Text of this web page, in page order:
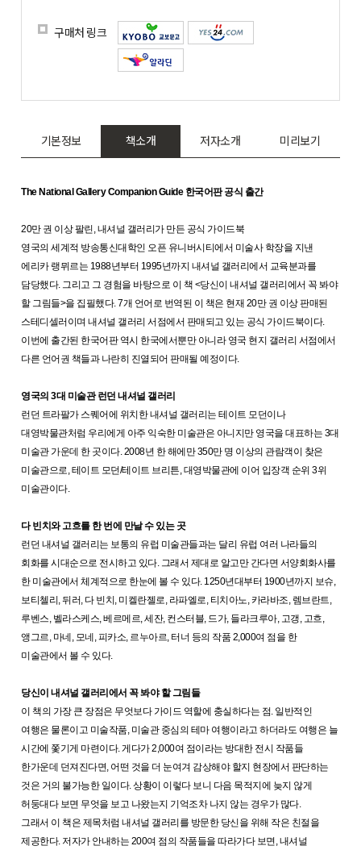
구매처 링크
기본정보 책소개 저자소개 미리보기
The National Gallery Companion Guide 한국어판 공식 출간
20만 권 이상 팔린, 내셔널 갤러리가 만든 공식 가이드북
영국의 세계적 방송통신대학인 오픈 유니버시티에서 미술사 학장을 지낸
에리카 랭뮈르는 1988년부터 1995년까지 내셔널 갤러리에서 교육분과를
담당했다. 그리고 그 경험을 바탕으로 이 책 <당신이 내셔널 갤러리에서 꼭 봐야
할 그림들>을 집필했다. 7개 언어로 번역된 이 책은 현재 20만 권 이상 판매된
스테디셀러이며 내셔널 갤러리 서점에서 판매되고 있는 공식 가이드북이다.
이번에 출간된 한국어판 역시 한국에서뿐만 아니라 영국 현지 갤러리 서점에서
다른 언어권 책들과 나란히 진열되어 판매될 예정이다.
영국의 3대 미술관 런던 내셔널 갤러리
런던 트라팔가 스퀘어에 위치한 내셔널 갤러리는 테이트 모던이나
대영박물관처럼 우리에게 아주 익숙한 미술관은 아니지만 영국을 대표하는 3대
미술관 가운데 한 곳이다. 2008년 한 해에만 350만 명 이상의 관람객이 찾은
미술관으로, 테이트 모던/테이트 브리튼, 대영박물관에 이어 입장객 순위 3위
미술관이다.
다 빈치와 고흐를 한 번에 만날 수 있는 곳
런던 내셔널 갤러리는 보통의 유럽 미술관들과는 달리 유럽 여러 나라들의
회화를 시대순으로 전시하고 있다. 그래서 제대로 알고만 간다면 서양회화사를
한 미술관에서 체계적으로 한눈에 볼 수 있다. 1250년대부터 1900년까지 보슈,
보티첼리, 뒤러, 다 빈치, 미켈란젤로, 라파엘로, 티치아노, 카라바조, 렘브란트,
루벤스, 벨라스케스, 베르메르, 세잔, 컨스터블, 드가, 들라크루아, 고갱, 고흐,
앵그르, 마네, 모네, 피카소, 르누아르, 터너 등의 작품 2,000여 점을 한
미술관에서 볼 수 있다.
당신이 내셔널 갤러리에서 꼭 봐야 할 그림들
이 책의 가장 큰 장점은 무엇보다 가이드 역할에 충실하다는 점. 일반적인
여행은 물론이고 미술작품, 미술관 중심의 테마 여행이라고 하더라도 여행은 늘
시간에 쫓기게 마련이다. 게다가 2,000여 점이라는 방대한 전시 작품들
한가운데 던져진다면, 어떤 것을 더 눈여겨 감상해야 할지 현장에서 판단하는
것은 거의 불가능한 일이다. 상황이 이렇다 보니 다음 목적지에 늦지 않게
허둥대다 보면 무엇을 보고 나왔는지 기억조차 나지 않는 경우가 많다.
그래서 이 책은 제목처럼 내셔널 갤러리를 방문한 당신을 위해 작은 친절을
제공한다. 저자가 안내하는 200여 점의 작품들을 따라가다 보면, 내셔널